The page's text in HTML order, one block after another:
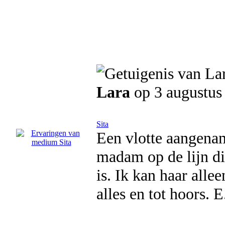
Lara op 3
Sita
Een vlotte
madam op de lijn
is. Ik kan haar
alles en tot hoors.